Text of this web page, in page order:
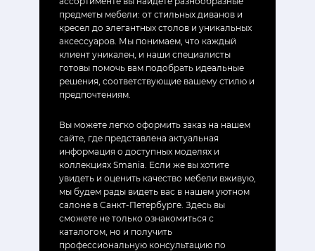
предметы мебели: от стильных диванов и
кресел до элегантных столов и уникальных
аксессуаров. Мы понимаем, что каждый
клиент уникален, и наши специалисты
готовы помочь вам подобрать идеальные
решения, соответствующие вашему стилю и
предпочтениям.
Вы можете легко оформить заказ на нашем
сайте, где представлена актуальная
информация о доступных моделях и
коллекциях Smania. Если же вы хотите
увидеть и оценить качество мебели вживую,
мы будем рады видеть вас в нашем уютном
салоне в Санкт-Петербурге. Здесь вы
сможете не только ознакомиться с
каталогом, но и получить
профессиональную консультацию по